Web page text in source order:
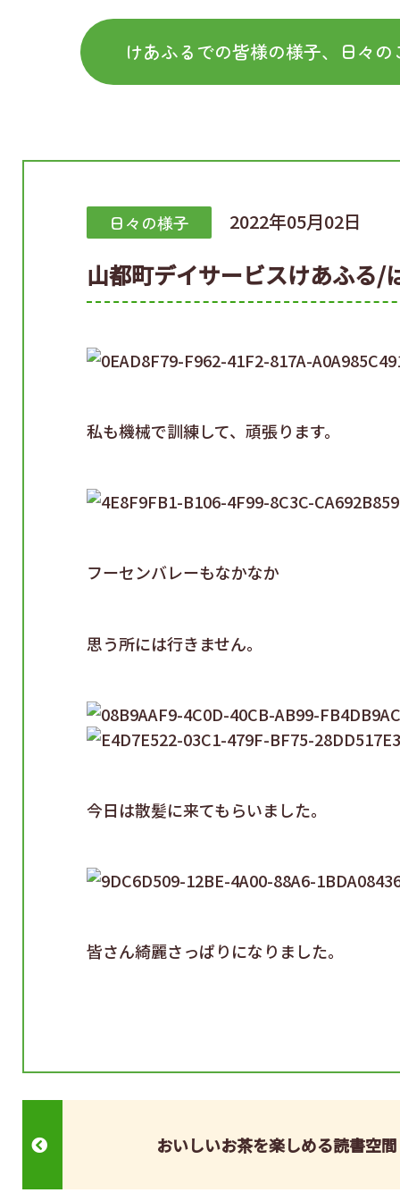
けあふるでの皆様の様子、日々
日々の様子 2022年05月02日
山都町デイサービスけあふる/
私も機械で訓練して、頑張ります。
フーセンバレーもなかなか
思う所には行きません。
今日は散髪に来てもらいました。
皆さん綺麗さっぱりになりました。
おいしいお茶を楽しめる読書空間